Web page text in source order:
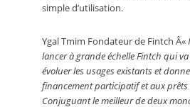
simple d’utilisation.
Ygal Tmim Fondateur de Fintch Â«
lancer à grande échelle Fintch qui
évoluer les usages existants et
financement participatif et aux
Conjuguant le meilleur de deux